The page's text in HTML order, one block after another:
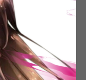
но ё] –
う）[цую-
в